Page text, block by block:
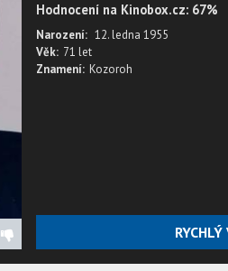
Hodnocení na Kinobox.cz: 67%
Narození: 12. ledna 1955
Věk: 71 let
Znamení: Kozoroh
RYCHLÝ